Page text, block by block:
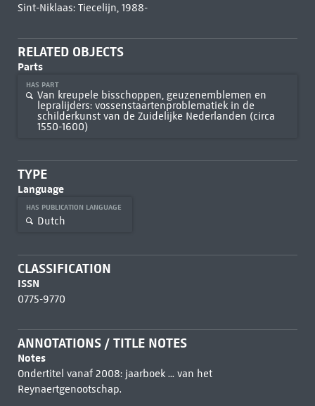
Sint-Niklaas: Tiecelijn, 1988-
RELATED OBJECTS
Parts
HAS PART
Van kreupele bisschoppen, geuzenemblemen en
lepralijders: vossenstaartenproblematiek in de
schilderkunst van de Zuidelijke Nederlanden (circa
1550-1600)
TYPE
Language
HAS PUBLICATION LANGUAGE
Dutch
CLASSIFICATION
ISSN
0775-9770
ANNOTATIONS / TITLE NOTES
Notes
Ondertitel vanaf 2008: jaarboek ... van het
Reynaertgenootschap.